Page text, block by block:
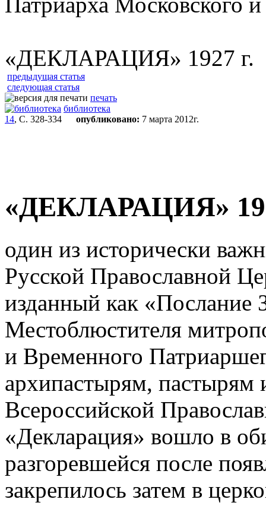
«ДЕКЛАРАЦИЯ» 1927 г.
предыдущая статья
следующая статья
печать
библиотека
14, С. 328-334 опубликовано: 7 марта 2012г.
«ДЕКЛАРАЦИЯ»
один из исторически
Русской Православной
изданный как «Послание
Местоблюстителя
и Временного
архипастырям, пастырям
Всероссийской
«Декларация» вошло в
разгоревшейся после
закрепилось затем в